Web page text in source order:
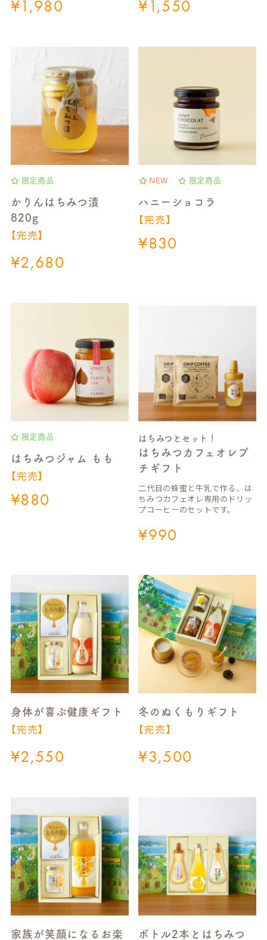
¥1,980 ¥1,550
限定商品
かりんはちみつ漬
820g
【完売】
¥2,680
NEW 限定商品
ハニーショコラ
【完売】
¥830
限定商品
はちみつジャム もも
【完売】
¥880
はちみつとセット！
はちみつカフェオレプ
チギフト
二代目の蜂蜜と牛乳で作る、は
ちみつカフェオレ専用のドリッ
プコーヒーのセットです。
¥990
身体が喜ぶ健康ギフト
【完売】
¥2,550
冬のぬくもりギフト
【完売】
¥3,500
家族が笑顔になるお楽
ボトル2本とはちみつ